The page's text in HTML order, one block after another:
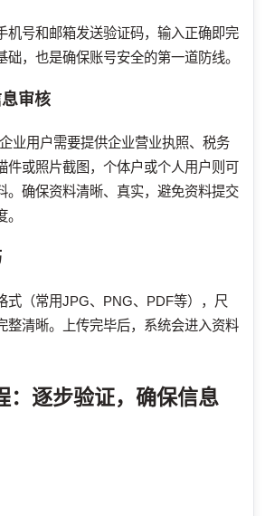
机号和邮箱发送验证码，输入正确即完
础，也是确保账号安全的第一道防线。
审核
企业用户需要提供企业营业执照、税务
件或照片截图，个体户或个人用户则可
。确保资料清晰、真实，避免资料提交
式（常用JPG、PNG、PDF等），尺
整清晰。上传完毕后，系统会进入资料
：逐步验证，确保信息